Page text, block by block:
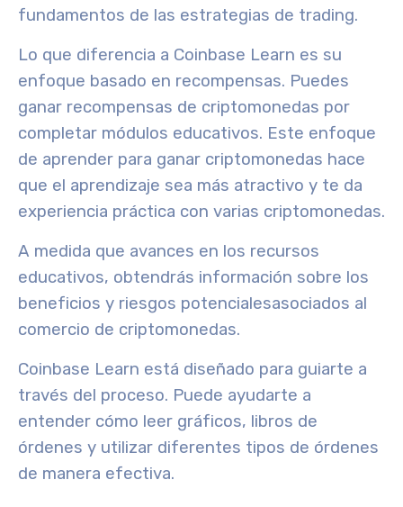
fundamentos de las estrategias de trading.
Lo que diferencia a Coinbase Learn es su
enfoque basado en recompensas. Puedes
ganar recompensas de criptomonedas por
completar módulos educativos. Este enfoque
de aprender para ganar criptomonedas hace
que el aprendizaje sea más atractivo y te da
experiencia práctica con varias criptomonedas.
A medida que avances en los recursos
educativos, obtendrás información sobre los
beneficios y riesgos potencialesasociados al
comercio de criptomonedas.
Coinbase Learn está diseñado para guiarte a
través del proceso. Puede ayudarte a
entender cómo leer gráficos, libros de
órdenes y utilizar diferentes tipos de órdenes
de manera efectiva.